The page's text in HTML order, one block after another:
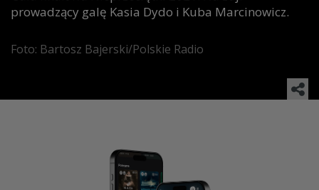
prowadzący galę Kasia Dydo i Kuba Marcinowicz.
Foto: Bartosz Bajerski/Polskie Radio